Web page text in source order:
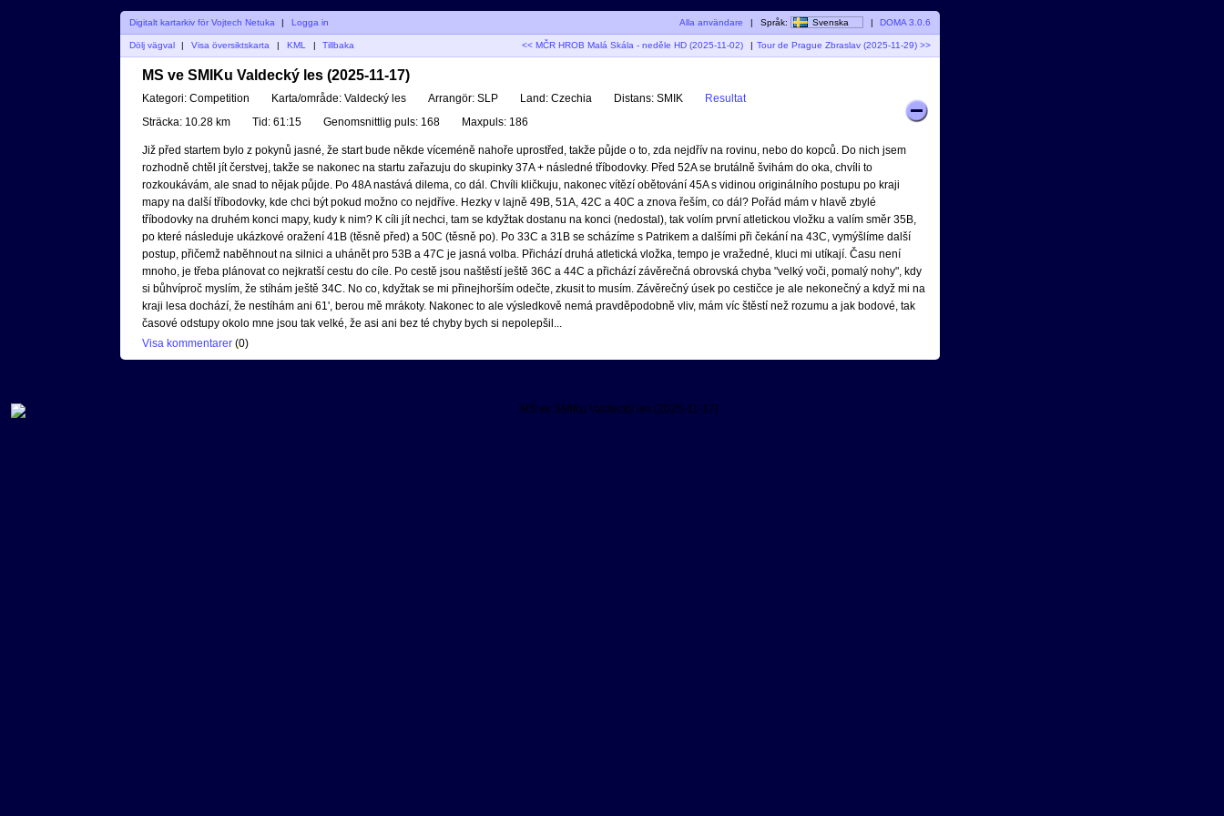
Digitalt kartarkiv för Vojtech Netuka | Logga in Alla användare | Språk: Svenska | DOMA 3.0.6
Dölj vägval Visa översiktskarta KML Tillbaka << MČR HROB Malá Skála - neděle HD (2025-11-02) Tour de Prague Zbraslav (2025-11-29) >>
MS ve SMIKu Valdecký les (2025-11-17)
Kategori: Competition Karta/område: Valdecký les Arrangör: SLP Land: Czechia Distans: SMIK
Resultat
Sträcka: 10.28 km Tid: 61:15 Genomsnittlig puls: 168 Maxpuls: 186
Již před startem bylo z pokynů jasné, že start bude někde víceméně nahoře uprostřed, takže půjde o to, zda nejdřív na rovinu, nebo do kopců. Do nich jsem
rozhodně chtěl jít čerstvej, takže se nakonec na startu zařazuju do skupinky 37A + následné tříbodovky. Před 52A se brutálně švihám do oka, chvíli to
rozkoukávám, ale snad to nějak půjde. Po 48A nastává dilema, co dál. Chvíli kličkuju, nakonec vítězí obětování 45A s vidinou originálního postupu po kraji
mapy na další tříbodovky, kde chci být pokud možno co nejdříve. Hezky v lajně 49B, 51A, 42C a 40C a znova řeším, co dál? Pořád mám v hlavě zbylé
tříbodovky na druhém konci mapy, kudy k nim? K cíli jít nechci, tam se kdyžtak dostanu na konci (nedostal), tak volím první atletickou vložku a valím směr 35B,
po které následuje ukázkové oražení 41B (těsně před) a 50C (těsně po). Po 33C a 31B se scházíme s Patrikem a dalšími při čekání na 43C, vymýšlíme další
postup, přičemž naběhnout na silnici a uhánět pro 53B a 47C je jasná volba. Přichází druhá atletická vložka, tempo je vražedné, kluci mi utíkají. Času není
mnoho, je třeba plánovat co nejkratší cestu do cíle. Po cestě jsou naštěstí ještě 36C a 44C a přichází závěrečná obrovská chyba "velký voči, pomalý nohy", kdy
si bůhvíproč myslím, že stíhám ještě 34C. No co, kdyžtak se mi přinejhorším odečte, zkusit to musím. Závěrečný úsek po cestičce je ale nekonečný a když mi na
kraji lesa dochází, že nestíhám ani 61', berou mě mrákoty. Nakonec to ale výsledkově nemá pravděpodobně vliv, mám víc štěstí než rozumu a jak bodové, tak
časové odstupy okolo mne jsou tak velké, že asi ani bez té chyby bych si nepolepšil...
Visa kommentarer (0)